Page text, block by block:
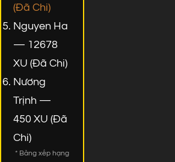
(Đã Chi)
Nguyen Ha
— 12678
XU (Đã Chi)
Nương
Trịnh —
450 XU (Đã
Chi)
* Bảng xếp hạng